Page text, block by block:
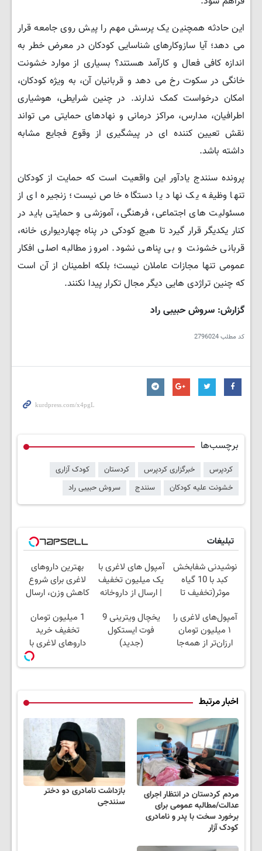
این حادثه همچنین یک پرسش مهم را پیش روی جامعه قرار
می دهد؛ آیا سازوکارهای شناسایی کودکان در معرض خطر به
اندازه کافی فعال و کارآمد هستند؟ بسیاری از موارد خشونت
خانگی در سکوت رخ می دهد و قربانیان آن، به ویژه کودکان،
امکان درخواست کمک ندارند. در چنین شرایطی، هوشیاری
اطرافیان، مدارس، مراکز درمانی و نهادهای حمایتی می تواند
نقش تعیین کننده ای در پیشگیری از وقوع فجایع مشابه
داشته باشد.
پرونده سنندج یادآور این واقعیت است که حمایت از کودکان
تنها وظیفه یک نهاد یا دستگاه خاص نیست؛ زنجیره ای از
مسئولیت های اجتماعی، فرهنگی، آموزشی و حمایتی باید در
کنار یکدیگر قرار گیرد تا هیچ کودکی در پناه چهاردیواری خانه،
قربانی خشونت و بی پناهی نشود. امروز مطالبه اصلی افکار
عمومی تنها مجازات عاملان نیست؛ بلکه اطمینان از آن است
که چنین تراژدی هایی دیگر مجال تکرار پیدا نکنند.
گزارش: سروش حبیبی راد
کد مطلب2796024
برچسب‌ها
کردپرس خبرگزاری کردپرس کردستان
کودک آزاری
خشونت علیه کودکان
سنندج سروش حبیبی راد
تبلیغات
نوشیدنی شفابخش
کبد با 10 گیاه
موثر(تخفیف تا
آمپول های لاغری با
یک میلیون تخفیف
| ارسال از داروخانه
بهترین داروهای
لاغری برای شروع
کاهش وزن، ارسال
نزدیکت!
آمپول‌های لاغری را
۱ میلیون تومان
ارزان‌تر از همه‌جا
یخچال ویترینی 9
فوت ایستکول
(جدید)
1 میلیون تومان
تخفیف خرید
داروهای لاغری با
ارسال از داروخانه و
پک یخ!
اخبار مرتبط
مردم کردستان در انتظار اجرای
عدالت/مطالبه عمومی برای
برخورد سخت با پدر و نامادری
کودک آزار
بازداشت نامادری دو دختر
سنندجی